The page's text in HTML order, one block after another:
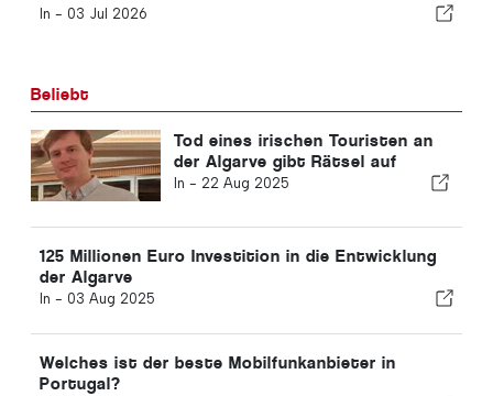
In - 03 Jul 2026
Beliebt
Tod eines irischen Touristen an
der Algarve gibt Rätsel auf
In - 22 Aug 2025
125 Millionen Euro Investition in die Entwicklung
der Algarve
In - 03 Aug 2025
Welches ist der beste Mobilfunkanbieter in
Portugal?